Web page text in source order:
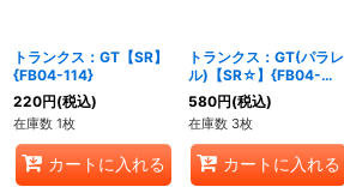
トランクス：GT【SR】
{FB04-114}
220円(税込)
在庫数 1枚
カートに入れる
トランクス：GT(パラレ
ル)【SR☆】{FB04-
114}
580円(税込)
在庫数 3枚
カートに入れる